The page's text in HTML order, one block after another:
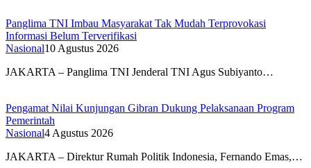
Panglima TNI Imbau Masyarakat Tak Mudah Terprovokasi
Informasi Belum Terverifikasi
Nasional10 Agustus 2026
JAKARTA – Panglima TNI Jenderal TNI Agus Subiyanto…
Pengamat Nilai Kunjungan Gibran Dukung Pelaksanaan Program
Pemerintah
Nasional4 Agustus 2026
JAKARTA – Direktur Rumah Politik Indonesia, Fernando Emas,…